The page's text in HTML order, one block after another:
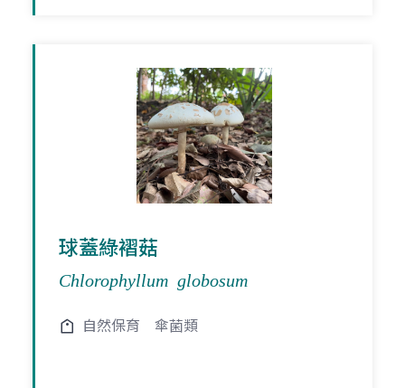
球蓋綠褶菇
Chlorophyllum globosum
自然保育 傘菌類